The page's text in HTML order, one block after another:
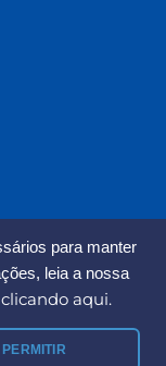
para manter
leia a nossa
clicando aqui.
PERMITIR